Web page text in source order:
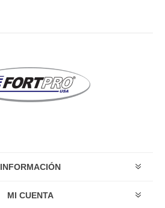
INFORMACIÓN
MI CUENTA